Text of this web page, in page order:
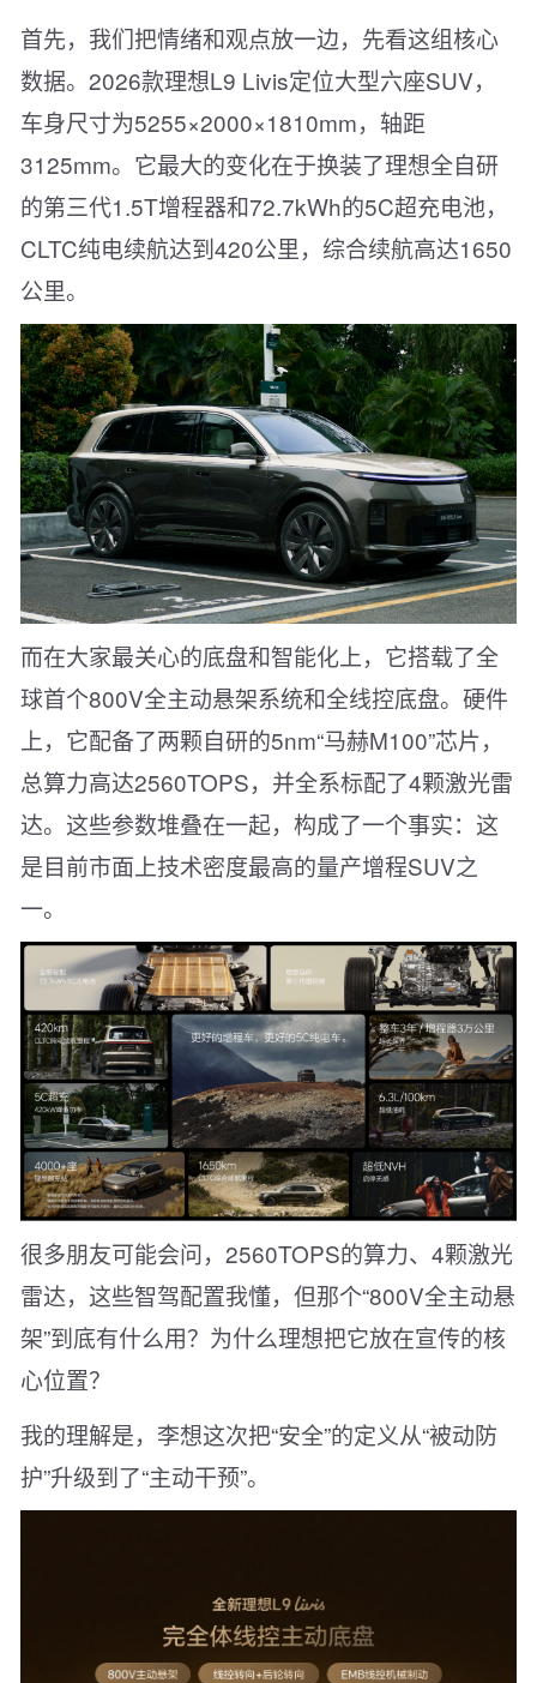
首先，我们把情绪和观点放一边，先看这组核心
数据。2026款理想L9 Livis定位大型六座SUV，
车身尺寸为5255×2000×1810mm，轴距
3125mm。它最大的变化在于换装了理想全自研
的第三代1.5T增程器和72.7kWh的5C超充电池，
CLTC纯电续航达到420公里，综合续航高达1650
公里。
而在大家最关心的底盘和智能化上，它搭载了全
球首个800V全主动悬架系统和全线控底盘。硬件
上，它配备了两颗自研的5nm“马赫M100”芯片，
总算力高达2560TOPS，并全系标配了4颗激光雷
达。这些参数堆叠在一起，构成了一个事实：这
是目前市面上技术密度最高的量产增程SUV之
一。
很多朋友可能会问，2560TOPS的算力、4颗激光
雷达，这些智驾配置我懂，但那个“800V全主动悬
架”到底有什么用？为什么理想把它放在宣传的核
心位置？
我的理解是，李想这次把“安全”的定义从“被动防
护”升级到了“主动干预”。